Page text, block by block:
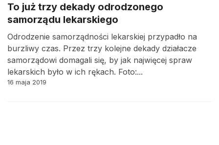
To już trzy dekady odrodzonego
samorządu lekarskiego
Odrodzenie samorządności lekarskiej przypadło na
burzliwy czas. Przez trzy kolejne dekady działacze
samorządowi domagali się, by jak najwięcej spraw
lekarskich było w ich rękach. Foto:...
16 maja 2019